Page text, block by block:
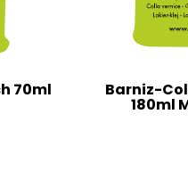
70ml Barniz-
180ml